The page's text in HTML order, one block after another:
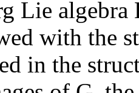
Lie
with the
in the